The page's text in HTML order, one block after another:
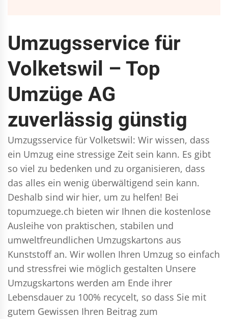
Umzugsservice für
Volketswil – Top
Umzüge AG
zuverlässig günstig
Umzugsservice für Volketswil: Wir wissen, dass
ein Umzug eine stressige Zeit sein kann. Es gibt
so viel zu bedenken und zu organisieren, dass
das alles ein wenig überwältigend sein kann.
Deshalb sind wir hier, um zu helfen! Bei
topumzuege.ch bieten wir Ihnen die kostenlose
Ausleihe von praktischen, stabilen und
umweltfreundlichen Umzugskartons aus
Kunststoff an. Wir wollen Ihren Umzug so einfach
und stressfrei wie möglich gestalten Unsere
Umzugskartons werden am Ende ihrer
Lebensdauer zu 100% recycelt, so dass Sie mit
gutem Gewissen Ihren Beitrag zum